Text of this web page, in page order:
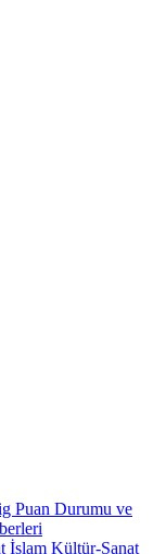
Puan Durumu ve
İslam Kültür-Sanat